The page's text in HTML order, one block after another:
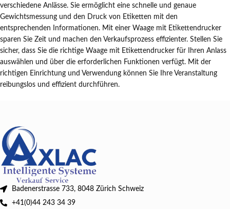
verschiedene Anlässe. Sie ermöglicht eine schnelle und genaue
Gewichtsmessung und den Druck von Etiketten mit den
entsprechenden Informationen. Mit einer Waage mit Etikettendrucker
sparen Sie Zeit und machen den Verkaufsprozess effizienter. Stellen Sie
sicher, dass Sie die richtige Waage mit Etikettendrucker für Ihren Anlass
auswählen und über die erforderlichen Funktionen verfügt. Mit der
richtigen Einrichtung und Verwendung können Sie Ihre Veranstaltung
reibungslos und effizient durchführen.
Badenerstrasse 733, 8048 Zürich Schweiz
+41(0)44 243 34 39